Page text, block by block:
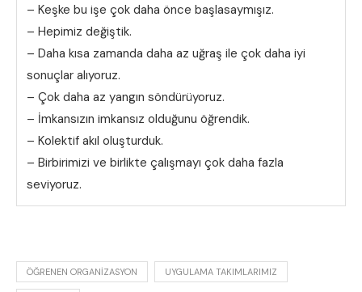
– Keşke bu işe çok daha önce başlasaymışız.
– Hepimiz değiştik.
– Daha kısa zamanda daha az uğraş ile çok daha iyi
sonuçlar alıyoruz.
– Çok daha az yangın söndürüyoruz.
– İmkansızın imkansız olduğunu öğrendik.
– Kolektif akıl oluşturduk.
– Birbirimizi ve birlikte çalışmayı çok daha fazla
seviyoruz.
ÖĞRENEN ORGANIZASYON UYGULAMA TAKIMLARIMIZ